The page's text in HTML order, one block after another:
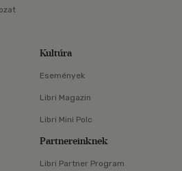
Kultúra
Események
Libri Magazin
Libri Mini Polc
Partnereinknek
Libri Partner Program